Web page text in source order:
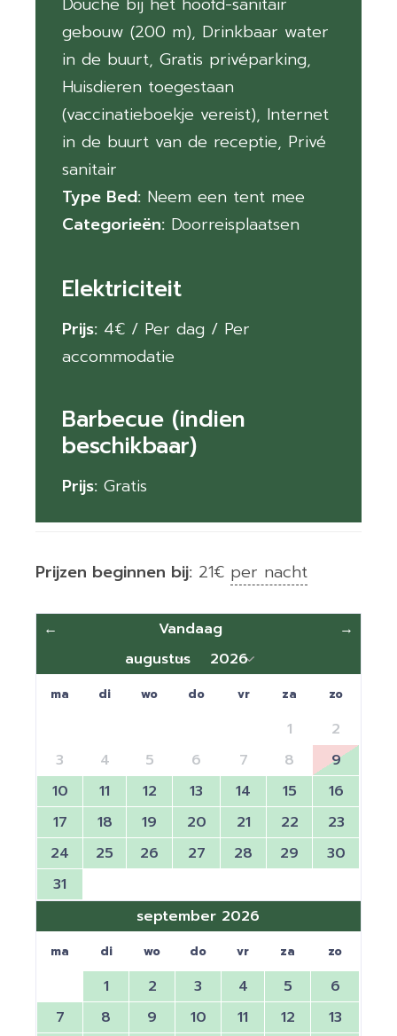
gebouw (200 m), Drinkbaar water
in de buurt,Gratis privéparking,
Huisdieren toegestaan
(vaccinatieboekje vereist), Internet
in de buurt van de receptie, Privé
sanitair
Type Bed: Neem een tent mee
Categorieën: Doorreisplaatsen
Elektriciteit
Prijs: 4€ / Per dag / Per
accommodatie
Barbecue (indien
beschikbaar)
Prijs: Gratis
Prijzen beginnen bij: 21€ per nacht
← Vandaag →
ma di wo do vr za zo
1
2
3
4 5 6 7 8
9
10
11 12 13 14 15
16
17
18 19 20 21 22
23
24
25 26 27 28 29
30
31
september 2026
ma di wo do vr za zo
1 2 3 4 5
6
7
8 9 10 11 12
13